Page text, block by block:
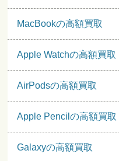
MacBookの高額買取
Apple Watchの高額買取
AirPodsの高額買取
Apple Pencilの高額買取
Galaxyの高額買取